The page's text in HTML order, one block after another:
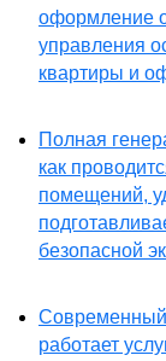
оформление
управления
квартиры и
Полная
как
помещений,
безопасной
Современный
работает